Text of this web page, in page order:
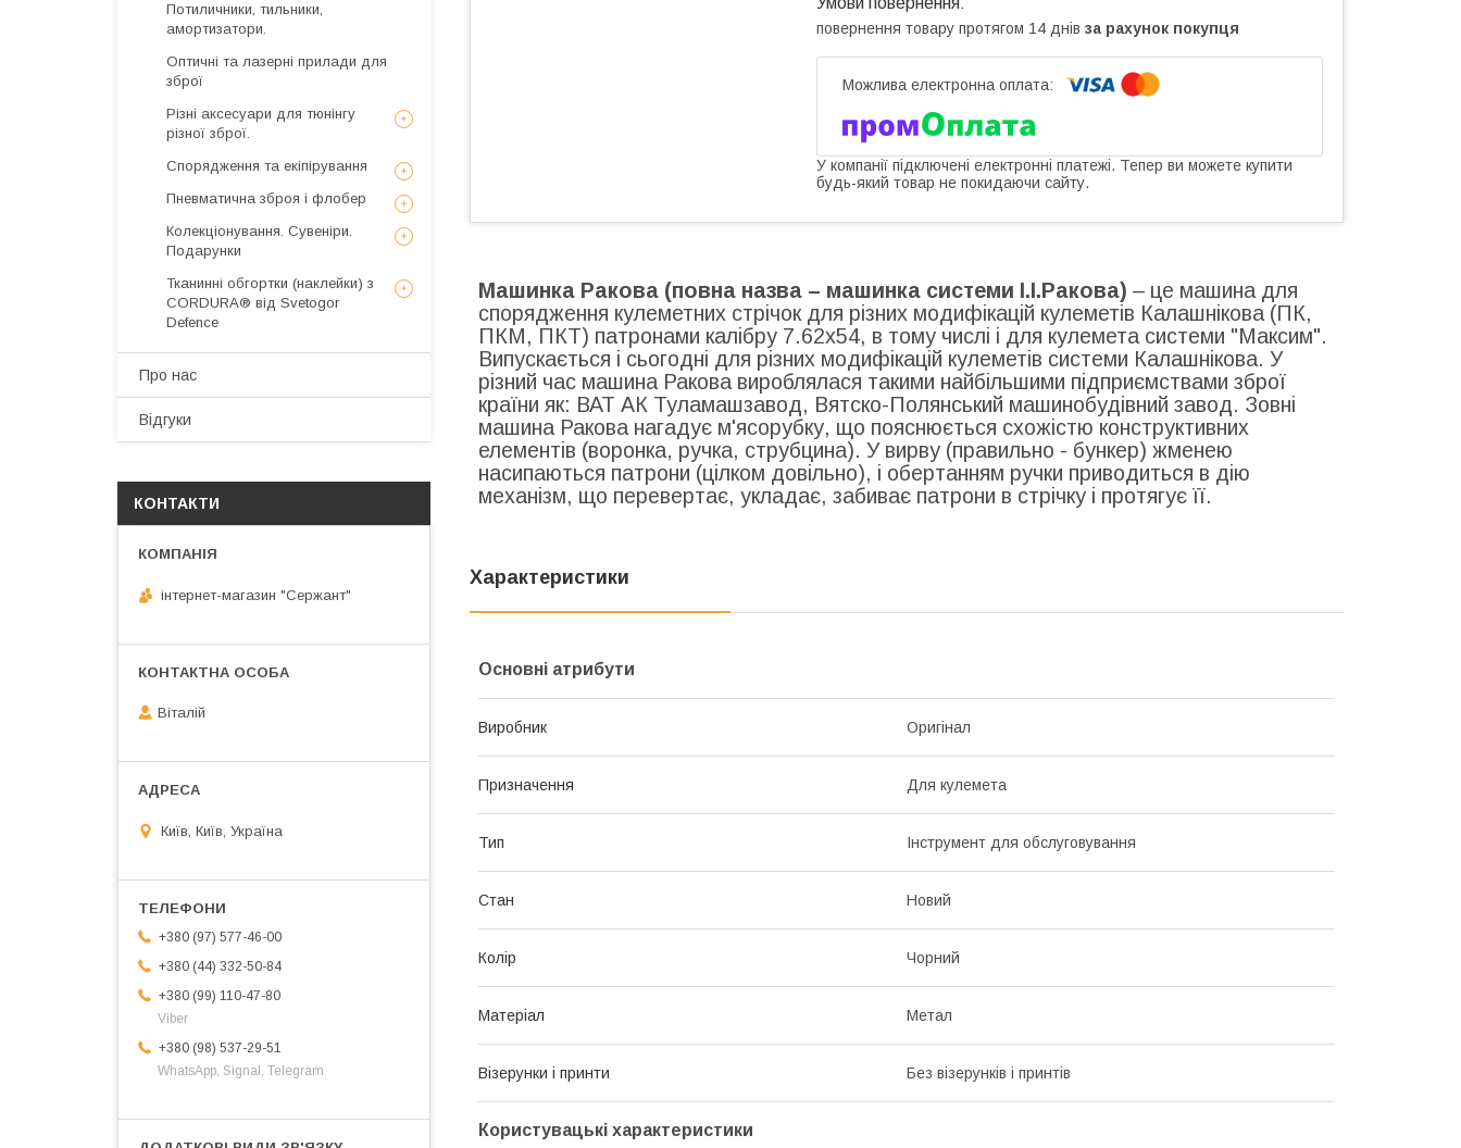
повернення товару протягом 14 днів за рахунок покупця
У компанії підключені електронні платежі. Тепер ви можете купити
будь-який товар не покидаючи сайту.
Машинка Ракова (повна назва – машинка системи І.І.Ракова) – це машина для
спорядження кулеметних стрічок для різних модифікацій кулеметів Калашнікова (ПК,
ПКМ, ПКТ) патронами калібру 7.62х54, в тому числі і для кулемета системи "Максим".
Випускається і сьогодні для різних модифікацій кулеметів системи Калашнікова. У
різний час машина Ракова вироблялася такими найбільшими підприємствами зброї
країни як: ВАТ АК Туламашзавод, Вятско-Полянський машинобудівний завод. Зовні
машина Ракова нагадує м'ясорубку, що пояснюється схожістю конструктивних
елементів (воронка, ручка, струбцина). У вирву (правильно - бункер) жменею
насипаються патрони (цілком довільно), і обертанням ручки приводиться в дію
механізм, що перевертає, укладає, забиває патрони в стрічку і протягує її.
Характеристики
Основні атрибути
Виробник Оригінал
Призначення Для кулемета
Тип Інструмент для обслуговування
Стан Новий
Колір Чорний
Матеріал Метал
Візерунки і принти Без візерунків і принтів
Користувацькі характеристики
Потиличники, тильники,
амортизатори.
Оптичні та лазерні прилади для
зброї
Різні аксесуари для тюнінгу
різної зброї.
Спорядження та екіпірування
Пневматична зброя і флобер
Колекціонування. Сувеніри.
Подарунки
Тканинні обгортки (наклейки) з
CORDURA® від Svetogor
Defence
Про нас
Відгуки
КОНТАКТИ
інтернет-магазин "Сержант"
Віталій
Київ, Київ, Україна
+380 (97) 577-46-00
+380 (44) 332-50-84
+380 (99) 110-47-80
Viber
+380 (98) 537-29-51
WhatsApp, Signal, Telegram